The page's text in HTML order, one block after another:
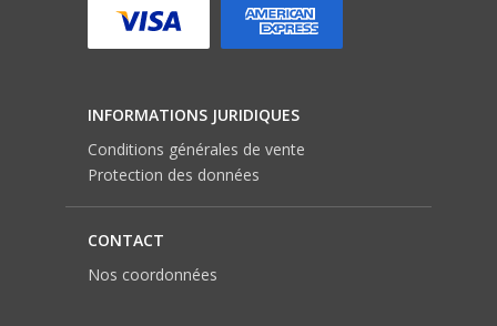
INFORMATIONS JURIDIQUES
Conditions générales de vente
Protection des données
CONTACT
Nos coordonnées